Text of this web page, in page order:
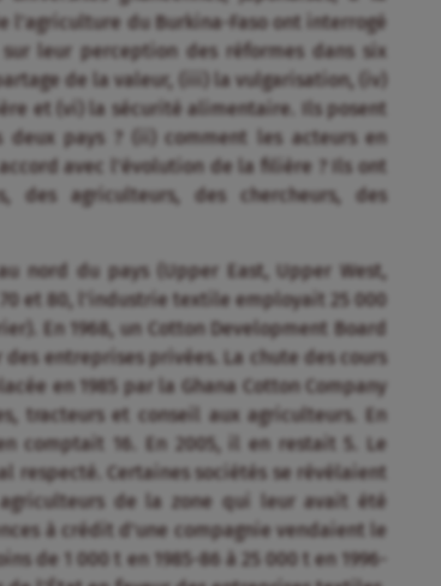
l’agriculture du Burkina-Faso ont interrogé
leur perception des réformes dans six
de la valeur, (iii) la vulgarisation, (iv)
et (vi) la sécurité alimentaire. Ils posent
pays ? (ii) comment les acteurs en
avec l’évolution de la filière ? Ils ont
des agriculteurs, des chercheurs, des
nord du pays (Upper East, Upper West,
et 80, l’industrie textile employait 25 000
En 1968, un Cotton Development Board
entreprises privées. La chute des cours
en 1985 par la Ghana Cotton Company
tracteurs et conseil aux agriculteurs. En
comptait 16. En 2005, il en restait 5. Le
respecté. Certaines sociétés se révélaient
de la zone qui leur avait été
à crédit d’une compagnie vendaient le
de 1 000 t en 1985-86 à 25 000 t en 1996-